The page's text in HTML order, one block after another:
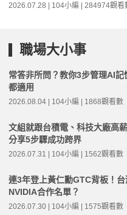
2026.07.28 | 104小編 | 284974觀看
職場大小事
常答非所問？教你3步管理AI
都適用
2026.08.04 | 104小編 | 1868觀看數
文組就跟台積電、科技大廠高
分享5步驟成功跨界
2026.07.31 | 104小編 | 1562觀看數
連3年登上黃仁勳GTC背板！
NVIDIA合作名單？
2026.07.30 | 104小編 | 1575觀看數